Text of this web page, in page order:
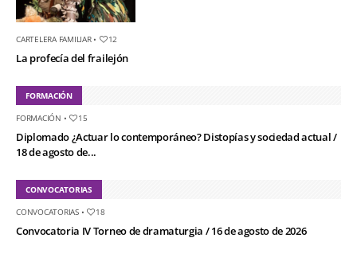
CARTELERA FAMILIAR• 12
La profecía del frailejón
FORMACIÓN
FORMACIÓN • 15
Diplomado ¿Actuar lo contemporáneo? Distopías y sociedad actual /
18 de agosto de...
CONVOCATORIAS
CONVOCATORIAS• 18
Convocatoria IV Torneo de dramaturgia / 16 de agosto de 2026